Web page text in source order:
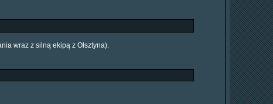
wraz z silną ekipą z Olsztyna).